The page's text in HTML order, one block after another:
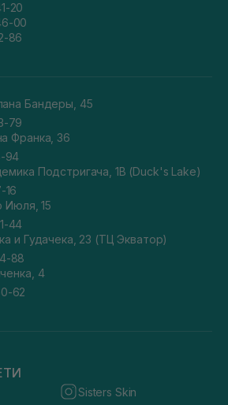
20
00
86
Бандеры, 45
79
Франка, 36
94
Подстригача, 1В (Duck's Lake)
16
Июля, 15
44
и Гудачека, 23 (ТЦ Экватор)
88
4
62
Sisters Skin